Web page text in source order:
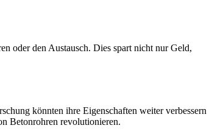
oder den Austausch. Dies spart nicht nur Geld,
könnten ihre Eigenschaften weiter verbessern
Betonrohren revolutionieren.